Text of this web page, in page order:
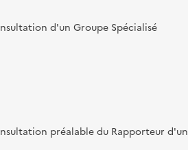
d'un Groupe Spécialisé
préalable du Rapporteur d'un